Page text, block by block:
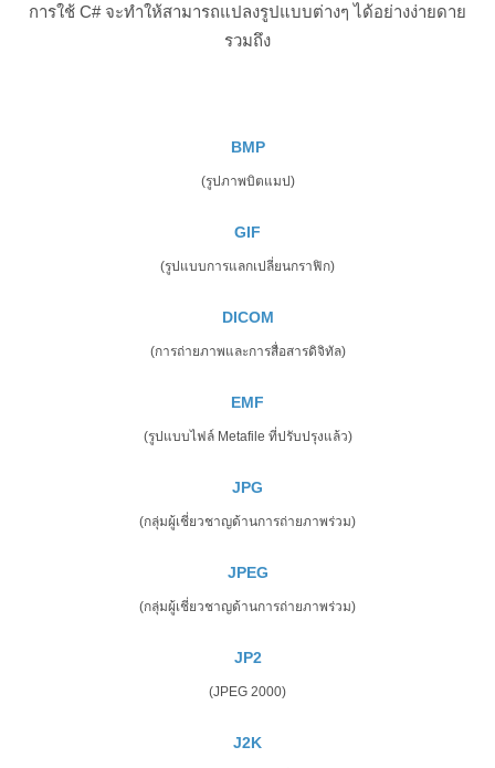
การใช้ C# จะทำให้สามารถแปลงรูปแบบต่างๆ ได้อย่างง่ายดาย
รวมถึง
BMP
(รูปภาพบิตแมป)
GIF
(รูปแบบการแลกเปลี่ยนกราฟิก)
DICOM
(การถ่ายภาพและการสื่อสารดิจิทัล)
EMF
(รูปแบบไฟล์ Metafile ที่ปรับปรุงแล้ว)
JPG
(กลุ่มผู้เชี่ยวชาญด้านการถ่ายภาพร่วม)
JPEG
(กลุ่มผู้เชี่ยวชาญด้านการถ่ายภาพร่วม)
JP2
(JPEG 2000)
J2K